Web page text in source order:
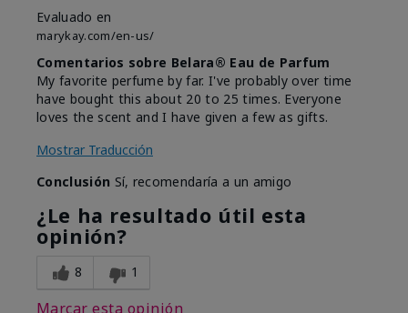
Evaluado en
marykay.com/en-us/
Comentarios sobre Belara® Eau de Parfum
My favorite perfume by far. I've probably over time
have bought this about 20 to 25 times. Everyone
loves the scent and I have given a few as gifts.
Mostrar Traducción
Conclusión Sí, recomendaría a un amigo
¿Le ha resultado útil esta
opinión?
8 1
Marcar esta opinión